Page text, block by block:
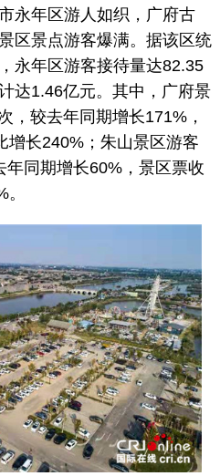
永年区游人如织，广府古
区景点游客爆满。据该区统
永年区游客接待量达82.35
达1.46亿元。其中，广府景
，较去年同期增长171%，
增长240%；朱山景区游客
同期增长60%，景区票收